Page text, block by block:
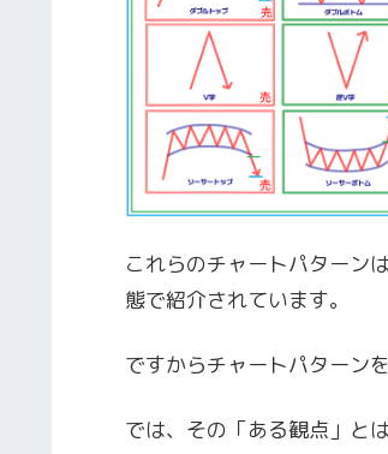
これらのチャートパターン
態で紹介されています。
ですからチャートパターン
では、その「ある観点」と